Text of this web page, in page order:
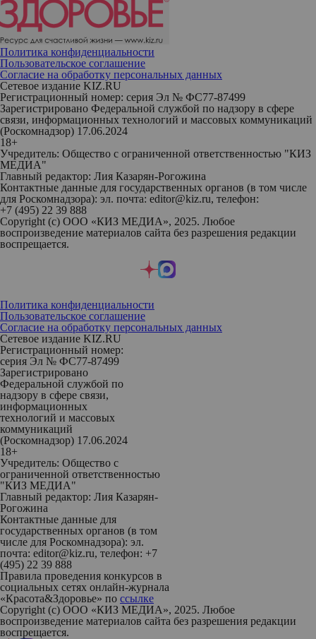
Политика конфиденциальности
Пользовательское соглашение
Согласие на обработку персональных данных
Сетевое издание KIZ.RU
Регистрационный номер: серия Эл № ФС77-87499
Зарегистрировано Федеральной службой по надзору в сфере
связи, информационных технологий и массовых коммуникаций
(Роскомнадзор) 17.06.2024
18+
Учредитель: Общество с ограниченной ответственностью "КИЗ
МЕДИА"
Главный редактор: Лия Казарян-Рогожина
Контактные данные для государственных органов (в том числе
для Роскомнадзора): эл. почта: editor@kiz.ru, телефон:
+7 (495) 22 39 888
Copyright (с) ООО «КИЗ МЕДИА», 2025. Любое
воспроизведение материалов сайта без разрешения редакции
воспрещается.
Политика конфиденциальности
Пользовательское соглашение
Согласие на обработку персональных данных
Сетевое издание KIZ.RU
Регистрационный номер:
серия Эл № ФС77-87499
Зарегистрировано
Федеральной службой по
надзору в сфере связи,
информационных
технологий и массовых
коммуникаций
(Роскомнадзор) 17.06.2024
18+
Учредитель: Общество с
ограниченной ответственностью
"КИЗ МЕДИА"
Главный редактор: Лия Казарян-
Рогожина
Контактные данные для
государственных органов (в том
числе для Роскомнадзора): эл.
почта: editor@kiz.ru, телефон: +7
(495) 22 39 888
Правила проведения конкурсов в
социальных сетях онлайн-журнала
«Красота&Здоровье» по ссылке
Copyright (с) ООО «КИЗ МЕДИА», 2025. Любое
воспроизведение материалов сайта без разрешения редакции
воспрещается.